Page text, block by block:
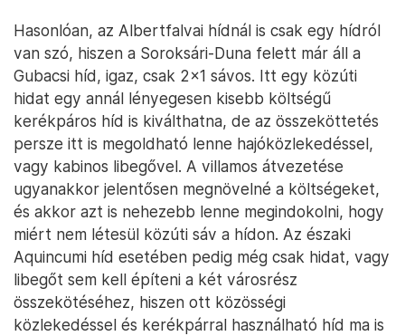
Hasonlóan, az Albertfalvai hídnál is csak egy hídról
van szó, hiszen a Soroksári-Duna felett már áll a
Gubacsi híd, igaz, csak 2x1 sávos. Itt egy közúti
hidat egy annál lényegesen kisebb költségű
kerékpáros híd is kiválthatna, de az összeköttetés
persze itt is megoldható lenne hajóközlekedéssel,
vagy kabinos libegővel. A villamos átvezetése
ugyanakkor jelentősen megnövelné a költségeket,
és akkor azt is nehezebb lenne megindokolni, hogy
miért nem létesül közúti sáv a hídon. Az északi
Aquincumi híd esetében pedig még csak hidat, vagy
libegőt sem kell építeni a két városrész
összekötéséhez, hiszen ott közösségi
közlekedéssel és kerékpárral használható híd ma is